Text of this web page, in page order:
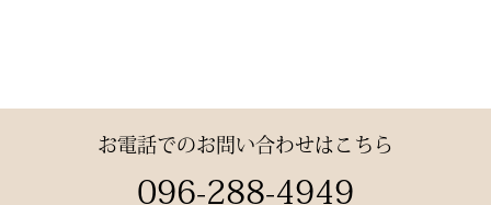
数々の名勝負の舞台にも選
ばれた、 純日本製の誇り
す。
試合会場で竹刀袋を手に取
お電話でのお問い合わせはこちら
096-288-4949